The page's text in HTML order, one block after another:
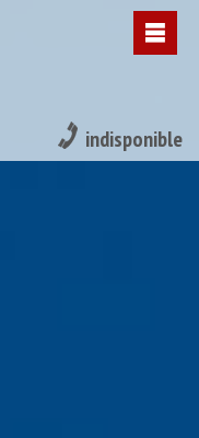
indisponible